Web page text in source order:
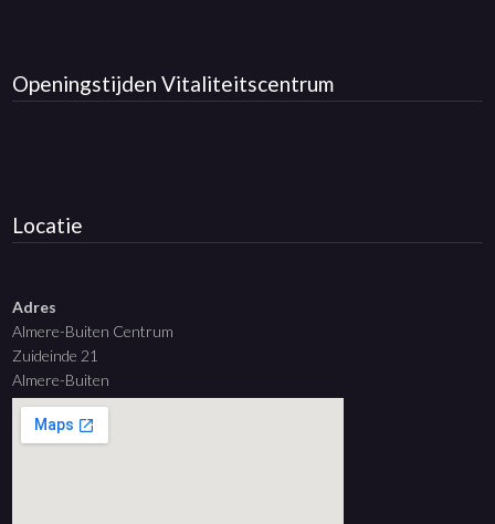
OpeningstijdenVitaliteitscentrum
Locatie
Adres
Almere-Buiten Centrum
Zuideinde 21
Almere-Buiten